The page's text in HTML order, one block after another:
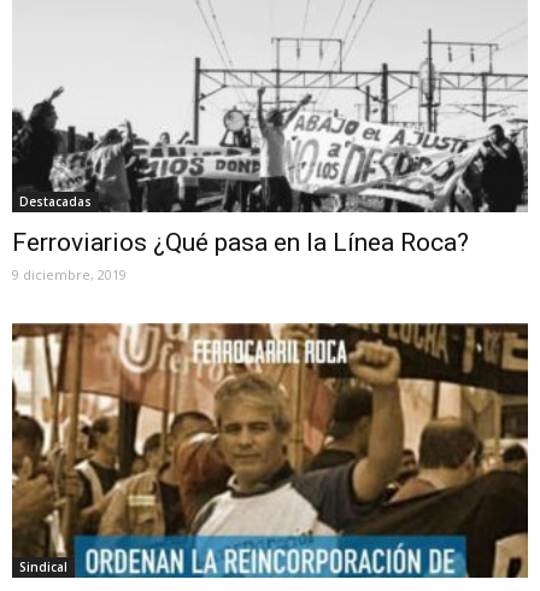
Destacadas
Ferroviarios ¿Qué pasa en la Línea Roca?
9 diciembre, 2019
Sindical